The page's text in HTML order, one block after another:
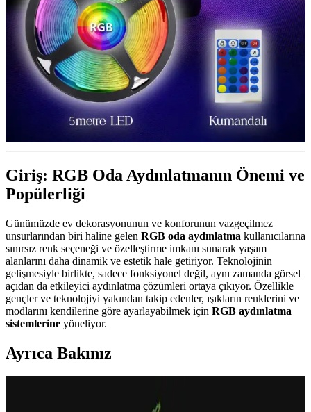
Giriş: RGB Oda Aydınlatmanın Önemi ve
Popülerliği
Günümüzde ev dekorasyonunun ve konforunun vazgeçilmez
unsurlarından biri haline gelen RGB oda aydınlatma kullanıcılarına
sınırsız renk seçeneği ve özelleştirme imkanı sunarak yaşam
alanlarını daha dinamik ve estetik hale getiriyor. Teknolojinin
gelişmesiyle birlikte, sadece fonksiyonel değil, aynı zamanda görsel
açıdan da etkileyici aydınlatma çözümleri ortaya çıkıyor. Özellikle
gençler ve teknolojiyi yakından takip edenler, ışıkların renklerini ve
modlarını kendilerine göre ayarlayabilmek için RGB aydınlatma
sistemlerine yöneliyor.
Ayrıca Bakınız